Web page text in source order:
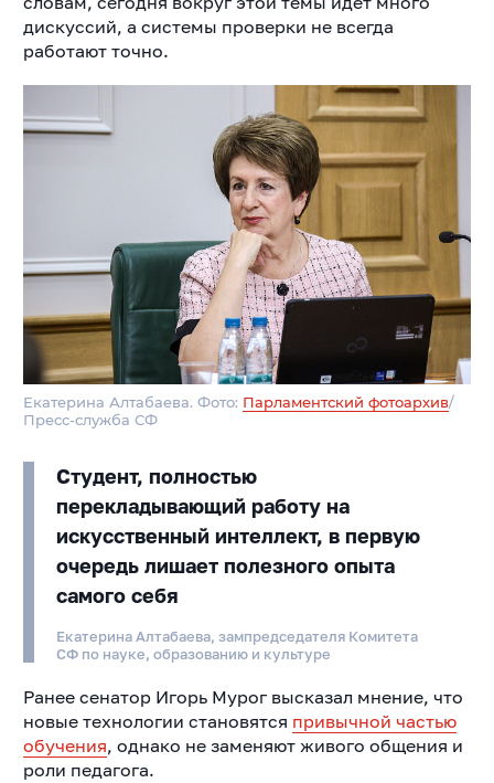
дискуссий, а системы проверки не всегда
работают точно.
Екатерина Алтабаева. Фото: Парламентский фотоархив/
Пресс-служба СФ
Студент, полностью
перекладывающий работу на
искусственный интеллект, в первую
очередь лишает полезного опыта
самого себя
Екатерина Алтабаева, зампредседателя Комитета
СФ по науке, образованию и культуре
Ранее сенатор Игорь Мурог высказал мнение, что
новые технологии становятся привычной частью
обучения, однако не заменяют живого общения и
роли педагога.